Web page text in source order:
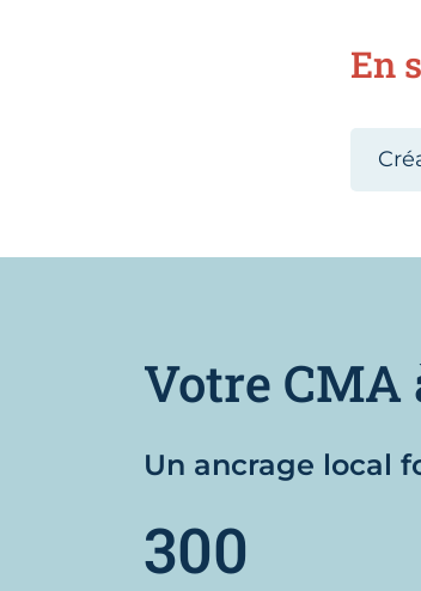
En
Votre CMA
Un ancrage local
300